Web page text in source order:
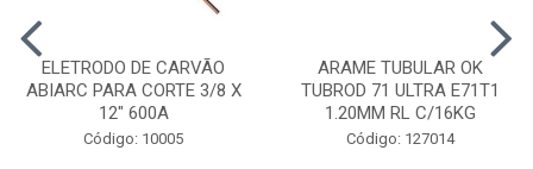
ELETRODO DE CARVÃO
ABIARC PARA CORTE 3/8 X
12" 600A
Código: 10005
ARAME TUBULAR OK
TUBROD 71 ULTRA E71T1
1.20MM RL C/16KG
Código: 127014